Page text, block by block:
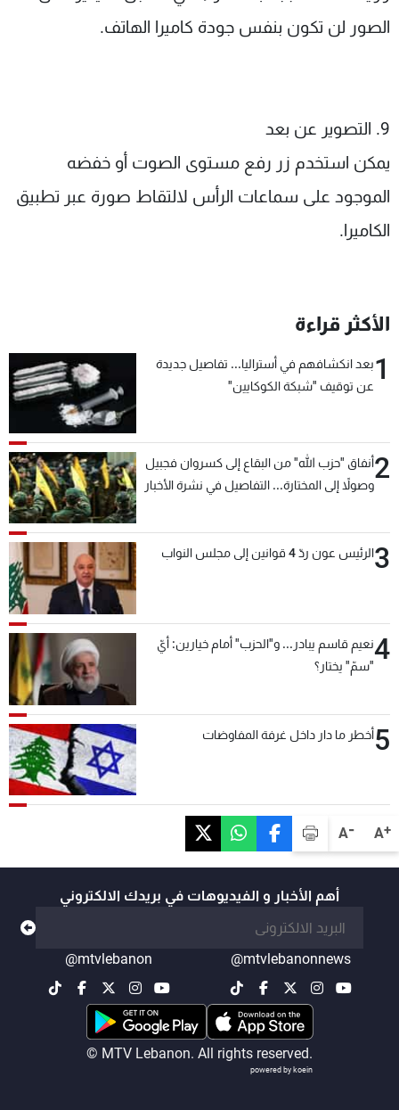
A+
A-
الصور لن تكون بنفس جودة كاميرا الهاتف.
9. التصوير عن بعد
يمكن استخدم زر رفع مستوى الصوت أو خفضه
الموجود على سماعات الرأس لالتقاط صورة عبر تطبيق
الكاميرا.
الأكثر قراءة
1بعد انكشافهم في أستراليا... تفاصيل جديدة
عن توقيف "شبكة الكوكايين"
2أنفاق "حزب الله" من البقاع إلى كسروان فجبيل
وصولاً إلى المختارة... التفاصيل في نشرة الأخبار
3الرئيس عون ردّ 4 قوانين إلى مجلس النواب
4نعيم قاسم يبادر... و"الحزب" أمام خيارين: أيّ
"سمّ" يختار؟
5أخطر ما دار داخل غرفة المفاوضات
أهم الأخبار و الفيديوهات في بريدك الالكتروني
@mtvlebanonnews
@mtvlebanon
© MTV Lebanon. All rights reserved.
powered by koein